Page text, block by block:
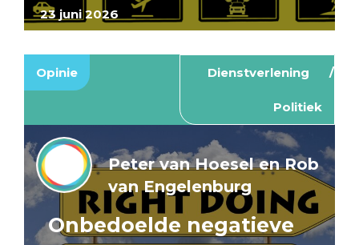
23 juni 2026
Opinie Dienstverlening
Politiek
Peter van Hoesel en Rob
van Engelenburg
Onbedoelde negatieve